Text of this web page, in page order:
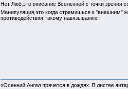
Нет Люб,это описание Вселенной с точки зрения
Манипуляция,это когда стремишься к "внешним"
противодействия такому навязыванию.
«Осенний Ангел прячется в дождях. В листве